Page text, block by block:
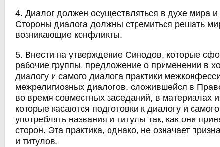
4. Диалог должен осуществляться в духе мира
Стороны диалога должны стремиться решать
возникающие конфликты.
5. Внести на утверждение Синодов, которые
рабочие группы, предложение о применении в
диалогу и самого диалога практики
межрелигиозных диалогов, сложившейся в
во время совместных заседаний, в материалах
которые касаются подготовки к диалогу и
употреблять названия и титулы так, как они
сторон. Эта практика, однако, не означает
и титулов.